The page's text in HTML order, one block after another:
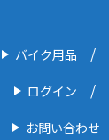
バイク用品
ログイン
お問い合わせ